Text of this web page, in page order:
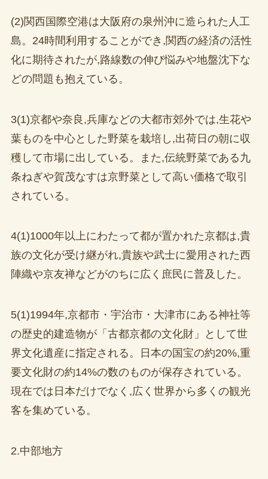
(2)関西国際空港は大阪府の泉州沖に造られた人工
島。24時間利用することができ,関西の経済の活性
化に期待されたが,路線数の伸び悩みや地盤沈下な
どの問題も抱えている。
3(1)京都や奈良,兵庫などの大都市郊外では,生花や
葉ものを中心とした野菜を栽培し,出荷日の朝に収
穫して市場に出している。また,伝統野菜である九
条ねぎや賀茂なすは京野菜として高い価格で取引
されている。
4(1)1000年以上にわたって都が置かれた京都は,貴
族の文化が受け継がれ,貴族や武士に愛用された西
陣織や京友禅などがのちに広く庶民に普及した。
5(1)1994年,京都市・宇治市・大津市にある神社等
の歴史的建造物が「古都京都の文化財」として世
界文化遺産に指定される。日本の国宝の約20%,重
要文化財の約14%の数のものが保存されている。
現在では日本だけでなく,広く世界から多くの観光
客を集めている。
2.中部地方